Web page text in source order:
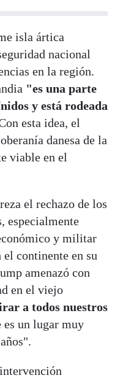
isla ártica
nacional
en la región.
"es una parte
y está rodeada
esta idea, el
danesa de la
viable en el
el rechazo de los
especialmente
y militar
continente en su
amenazó con
en el viejo
a todos nuestros
es un lugar muy